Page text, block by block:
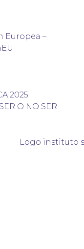
Europea –
2025
O NO SER